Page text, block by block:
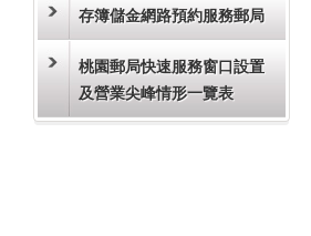
存簿儲金網路預約服務郵局
桃園郵局快速服務窗口設置
及營業尖峰情形一覽表